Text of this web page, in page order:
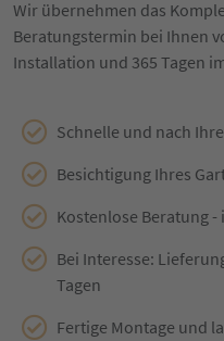
Wir übernehmen das
Beratungstermin bei Ihnen
Installation und 365 Tagen
Schnelle und nach
Besichtigung Ihres
Kostenlose Beratung
Bei Interesse:
Tagen
Fertige Montage und